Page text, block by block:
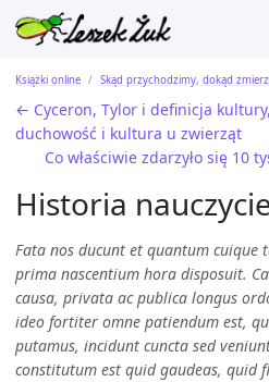
Książki online Skąd przychodzimy, dokąd
← Cyceron, Tylor i definicja
duchowość i kultura u zwierząt
Co właściwie zdarzyło się 10
Historia
Fata nos ducunt et quantum cuique
prima nascentium hora disposuit.
causa, privata ac publica longus
ideo fortiter omne patiendum est,
putamus, incidunt cuncta sed
constitutum est quid gaudeas, quid